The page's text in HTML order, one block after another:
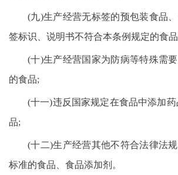
(九)生产经营无标签的预包装食品
签标识、说明书不符合本条例规定的食
(十)生产经营国家为防病等特殊需
的食品;
(十一)违反国家规定在食品中添加
品;
(十二)生产经营其他不符合法律法
标准的食品、食品添加剂。